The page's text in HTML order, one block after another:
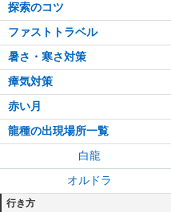
探索のコツ
ファストトラベル
暑さ・寒さ対策
瘴気対策
赤い月
龍種の出現場所一覧
白龍
オルドラ
行き方